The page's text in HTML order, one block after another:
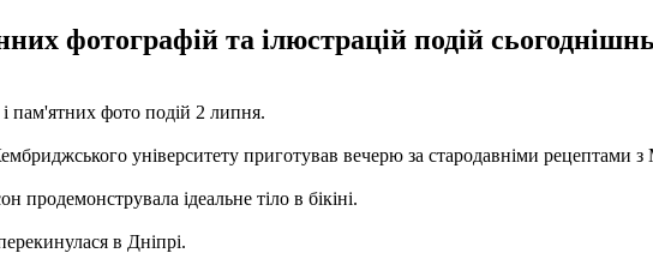
фотографій та ілюстрацій подій
і пам'ятних фото подій 2 липня.
університету приготував вечерю за стародавніми рецептами з
ідеальне тіло в бікіні.
в Дніпрі.